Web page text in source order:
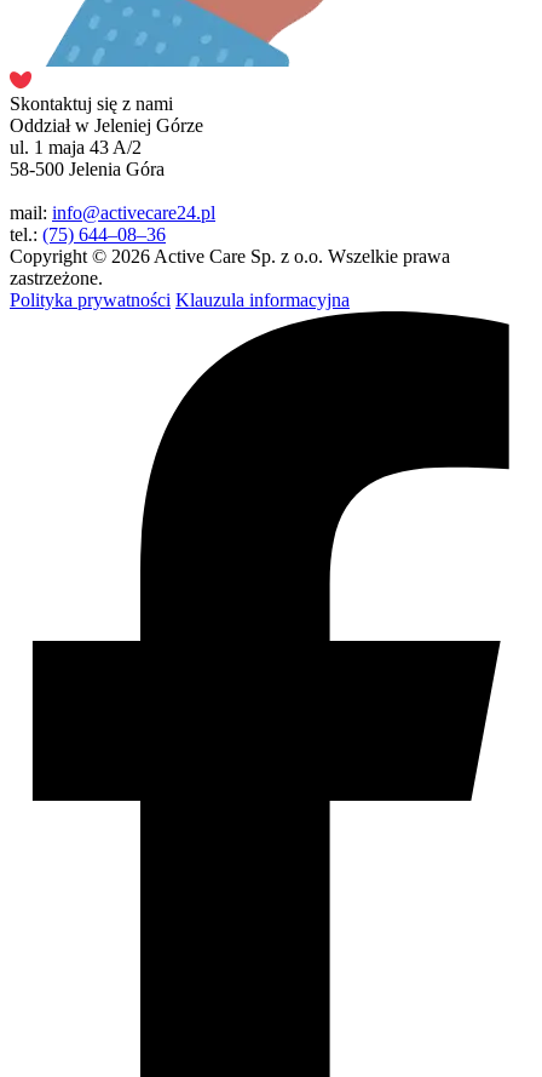
Skontaktuj się z nami
Oddział w Jeleniej Górze
ul. 1 maja 43 A/2
58-500 Jelenia Góra
mail: info@activecare24.pl
tel.: (75) 644–08–36
Copyright © 2026 Active Care Sp. z o.o. Wszelkie prawa
zastrzeżone.
Polityka prywatności Klauzula informacyjna